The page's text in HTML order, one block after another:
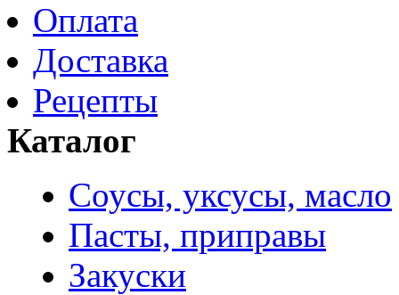
Оплата
Доставка
Рецепты
Каталог
Соусы, уксусы, масло
Пасты, приправы
Закуски